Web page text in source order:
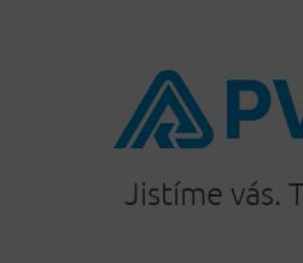
Jistíme vás.